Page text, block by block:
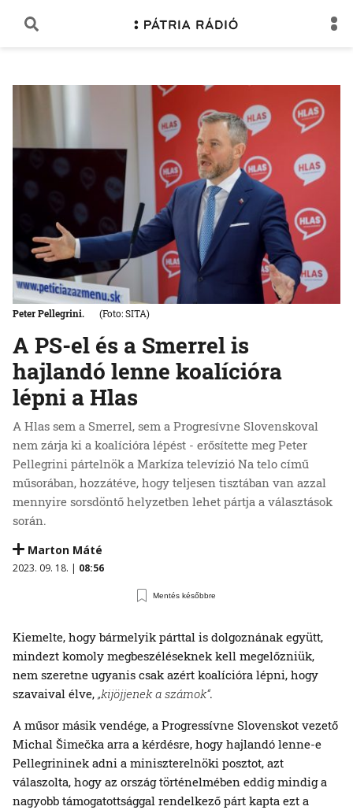
A PS-el és a Smerrel is
hajlandó lenne koalícióra
lépni a Hlas
A Hlas sem a Smerrel, sem a Progresívne Slovenskoval
nem zárja ki a koalícióra lépést - erősítette meg Peter
Pellegrini pártelnök a Markíza televízió Na telo című
műsorában, hozzátéve, hogy teljesen tisztában van azzal
mennyire sorsdöntő helyzetben lehet pártja a választások
során.
Marton Máté
2023. 09. 18. | 08:56
Mentés későbbre
Peter Pellegrini. (Foto: SITA)
Kiemelte, hogy bármelyik párttal is dolgoznának együtt,
mindezt komoly megbeszéléseknek kell megelőzniük,
nem szeretne ugyanis csak azért koalícióra lépni, hogy
szavaival élve, „kijöjjenek a számok“.
A műsor másik vendége, a Progressívne Slovenskot vezető
Michal Šimečka arra a kérdésre, hogy hajlandó lenne-e
Pellegrininek adni a miniszterelnöki posztot, azt
válaszolta, hogy az ország történelmében eddig mindig a
nagyobb támogatottsággal rendelkező párt kapta ezt a